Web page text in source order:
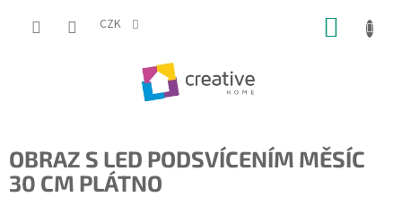
CZK
OBRAZ S LED PODSVÍCENÍM MĚSÍC
30 CM PLÁTNO